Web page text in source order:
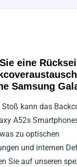
eine
Samsung
Stoß kann das
A52s
zu optischen
und internen
Sie auf unseren